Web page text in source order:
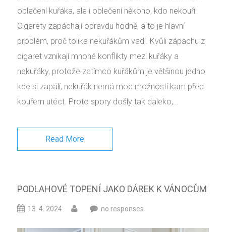
oblečení kuřáka, ale i oblečení někoho, kdo nekouří.
Cigarety zapáchají opravdu hodně, a to je hlavní
problém, proč tolika nekuřákům vadí. Kvůli zápachu z
cigaret vznikají mnohé konflikty mezi kuřáky a
nekuřáky, protože zatímco kuřákům je většinou jedno
kde si zapálí, nekuřák nemá moc možností kam před
kouřem utéct. Proto spory došly tak daleko,…
Read More
PODLAHOVÉ TOPENÍ JAKO DÁREK K VÁNOCŮM
13. 4. 2024 no responses